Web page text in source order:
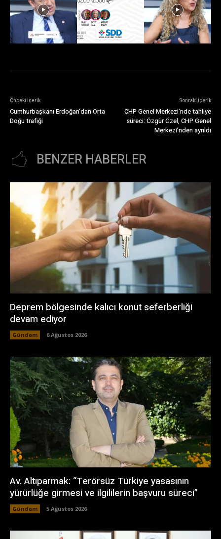
Önceki İçerik
Cumhurbaşkanı Erdoğan’dan Orta
Doğu trafiği
Sonraki İçerik
CHP Genel Merkezi’nde tahliye
süreci: Özgür Özel, CHP Genel
Merkezi’nden ayrıldı
BENZER HABERLER
Deprem bölgesinde kalıcı konut seferberliği
devam ediyor
Gündem 6 Ağustos 2026
Av. Altıparmak: “Terörsüz Türkiye yasasının
yürürlüğe girmesi ve ilgililerin başvuru süreci”
Gündem 5 Ağustos 2026